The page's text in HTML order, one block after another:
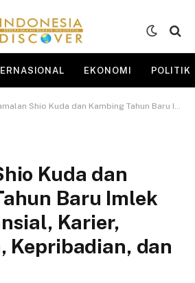
EKONOMI POLITIK
Shio Kuda dan Kambing Tahun Baru Imlek 2026: Finansial, Karier, Kesehatan, Kepribadian, dan Cinta
Kuda dan
Baru Imlek
Karier,
Kepribadian, dan